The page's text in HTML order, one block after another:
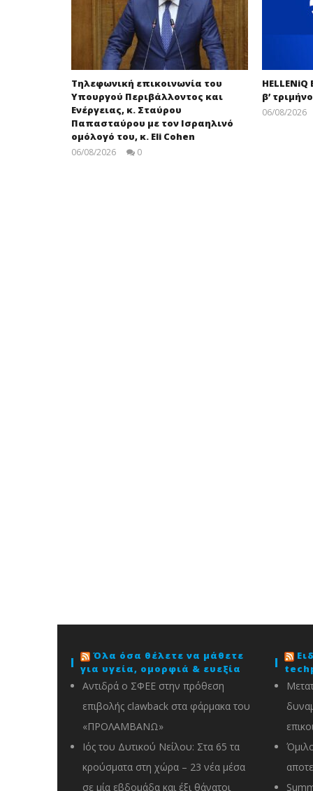
Τηλεφωνική επικοινωνία του
Υπουργού Περιβάλλοντος και
Ενέργειας, κ. Σταύρου
Παπασταύρου με τον Ισραηλινό
ομόλογό του, κ. Eli Cohen
06/08/2026 0
β’
06/08/2026
Όλα όσα θέλετε να μάθετε
για υγεία, ομορφιά & ευεξία
Αντιδρά ο ΣΦΕΕ στην πρόθεση
επιβολής clawback στα φάρμακα του
«ΠΡΟΛΑΜΒΑΝΩ»
Ιός του Δυτικού Νείλου: Στα 65 τα
κρούσματα στη χώρα – 23 νέα μέσα
σε μία εβδομάδα και έξι θάνατοι